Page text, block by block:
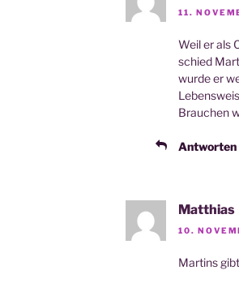
11.
Weil er als
schied
wur­de er
Brau­chen
Antworten
Matthias
10.
Mar­tins